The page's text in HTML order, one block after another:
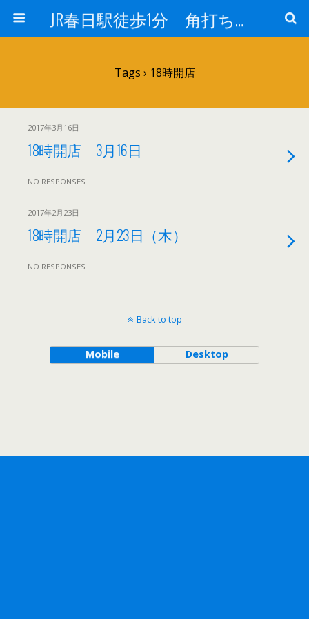
JR春日駅徒歩1分 角打ち 酒のフヨー
Tags › 18時開店
2017年3月16日
18時開店 3月16日
NO RESPONSES
2017年2月23日
18時開店 2月23日（木）
NO RESPONSES
Back to top
Mobile Desktop